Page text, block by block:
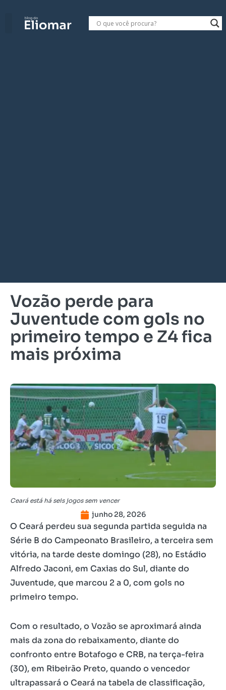
Vozão perde para
Juventude com gols no
primeiro tempo e Z4 fica
mais próxima
Ceará está há seis jogos sem vencer
junho 28, 2026
O Ceará perdeu sua segunda partida seguida na
Série B do Campeonato Brasileiro, a terceira sem
vitória, na tarde deste domingo (28), no Estádio
Alfredo Jaconi, em Caxias do Sul, diante do
Juventude, que marcou 2 a 0, com gols no
primeiro tempo.
Com o resultado, o Vozão se aproximará ainda
mais da zona do rebaixamento, diante do
confronto entre Botafogo e CRB, na terça-feira
(30), em Ribeirão Preto, quando o vencedor
ultrapassará o Ceará na tabela de classificação,